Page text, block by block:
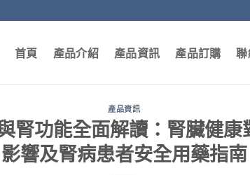
首頁 產品介紹 產品資訊 產品訂購 聯
產品資訊
腎功能全面解讀：腎臟健康
影響及腎病患者安全用藥指南